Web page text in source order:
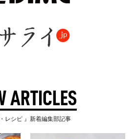
ARTICLES
・レシピ 』新着編集部記事